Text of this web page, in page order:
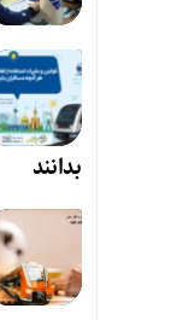
بدانند